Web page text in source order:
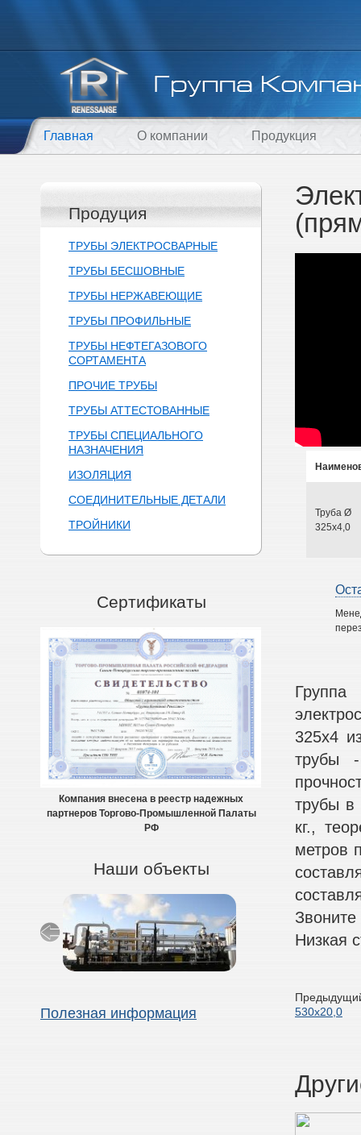
Главная О компании Продукция
Продуция
ТРУБЫ ЭЛЕКТРОСВАРНЫЕ
ТРУБЫ БЕСШОВНЫЕ
ТРУБЫ НЕРЖАВЕЮЩИЕ
ТРУБЫ ПРОФИЛЬНЫЕ
ТРУБЫ НЕФТЕГАЗОВОГО
СОРТАМЕНТА
ПРОЧИЕ ТРУБЫ
ТРУБЫ АТТЕСТОВАННЫЕ
ТРУБЫ СПЕЦИАЛЬНОГО
НАЗНАЧЕНИЯ
ИЗОЛЯЦИЯ
СОЕДИНИТЕЛЬНЫЕ ДЕТАЛИ
ТРОЙНИКИ
Сертификаты
Компания внесена в реестр надежных
партнеров Торгово-Промышленной Палаты
РФ
Наши объекты
Полезная информация
Труба Ø
325х4,0
Группа
325х4
трубы
трубы в
кг.,
метров
Низкая
530х20,0